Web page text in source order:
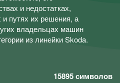
и недостатках,
и путях их решения, а
владельцах машин
из линейки Skoda.
15895символов